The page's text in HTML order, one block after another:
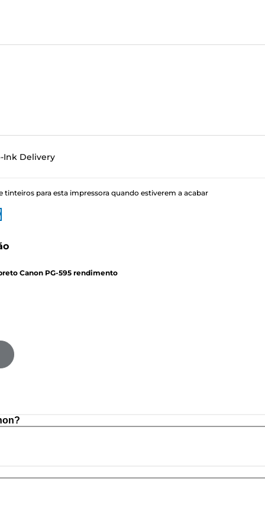
Ink Delivery
para esta impressora quando estiverem a acabar
Canon PG-595 rendimento